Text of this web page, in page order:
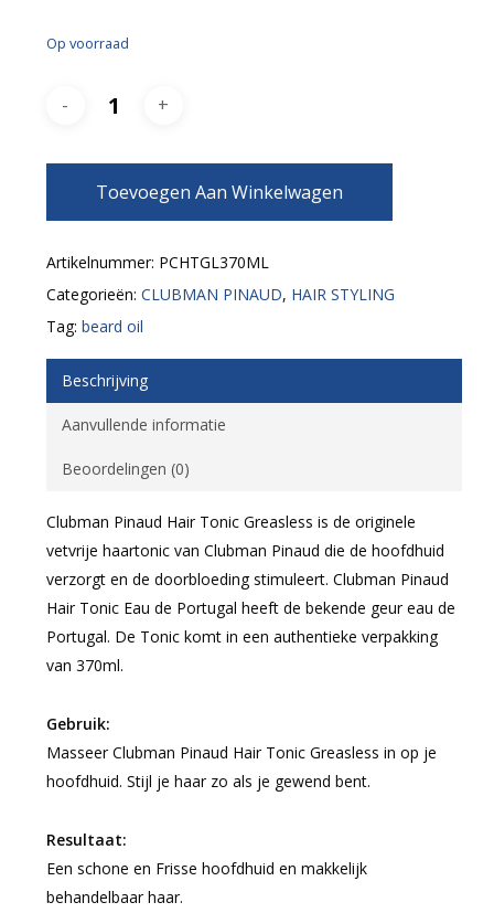
Op voorraad
Toevoegen Aan Winkelwagen
Artikelnummer: PCHTGL370ML
Categorieën: CLUBMAN PINAUD, HAIR STYLING
Tag: beard oil
Beschrijving
Aanvullende informatie
Beoordelingen (0)
Clubman Pinaud Hair Tonic Greasless is de originele
vetvrije haartonic van Clubman Pinaud die de hoofdhuid
verzorgt en de doorbloeding stimuleert. Clubman Pinaud
Hair Tonic Eau de Portugal heeft de bekende geur eau de
Portugal. De Tonic komt in een authentieke verpakking
van 370ml.
Gebruik:
Masseer Clubman Pinaud Hair Tonic Greasless in op je
hoofdhuid. Stijl je haar zo als je gewend bent.
Resultaat:
Een schone en Frisse hoofdhuid en makkelijk
behandelbaar haar.